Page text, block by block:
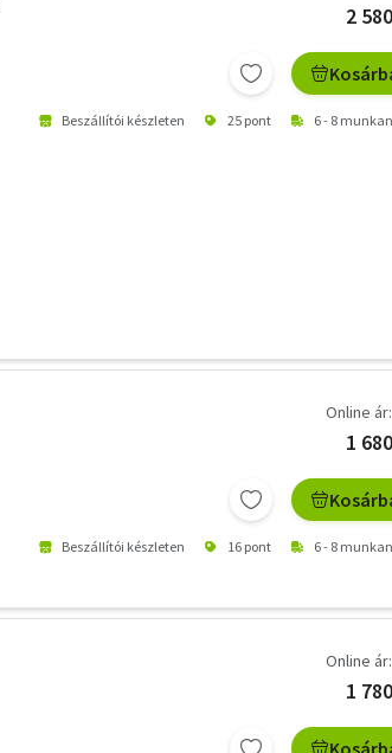
2
Beszállítói készleten 25 pont 6 - 8
Online ár:
1
Beszállítói készleten 16 pont 6 - 8
Online ár:
1